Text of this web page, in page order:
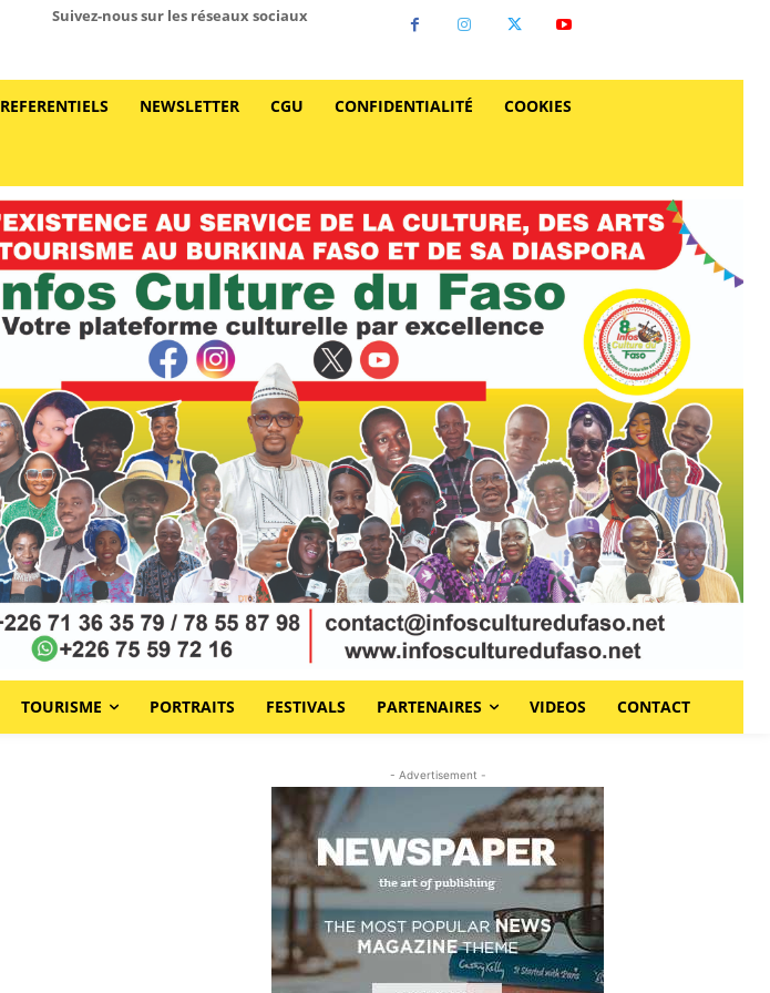
Suivez-nous sur les réseaux sociaux
REFERENTIELS NEWSLETTER CGU CONFIDENTIALITÉ COOKIES
TOURISME PORTRAITS FESTIVALS PARTENAIRES VIDEOS CONTACT
- Advertisement -